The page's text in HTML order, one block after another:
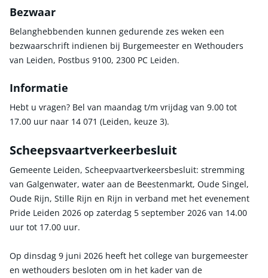
Bezwaar
Belanghebbenden kunnen gedurende zes weken een
bezwaarschrift indienen bij Burgemeester en Wethouders
van Leiden, Postbus 9100, 2300 PC Leiden.
Informatie
Hebt u vragen? Bel van maandag t/m vrijdag van 9.00 tot
17.00 uur naar 14 071 (Leiden, keuze 3).
Scheepsvaartverkeerbesluit
Gemeente Leiden, Scheepvaartverkeersbesluit: stremming
van Galgenwater, water aan de Beestenmarkt, Oude Singel,
Oude Rijn, Stille Rijn en Rijn in verband met het evenement
Pride Leiden 2026 op zaterdag 5 september 2026 van 14.00
uur tot 17.00 uur.
Op dinsdag 9 juni 2026 heeft het college van burgemeester
en wethouders besloten om in het kader van de